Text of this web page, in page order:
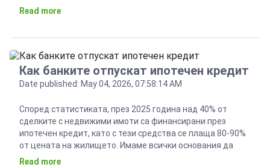
включително и този на недвижимите имоти, успяха да
Read more
Как банките отпускат ипотечен кредит
Date published: May 04, 2026, 07:58:14 AM
Според статистиката, през 2025 година над 40% от
сделките с недвижими имоти са финансирани през
ипотечен кредит, като с тези средства се плаща 80-90%
от цената на жилището. Имаме всички основания да
вярваме, че този процент едва ли ще спадне през
Read more